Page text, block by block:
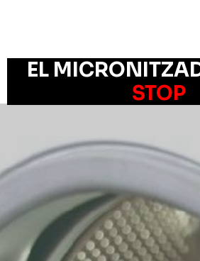
EL
STOP